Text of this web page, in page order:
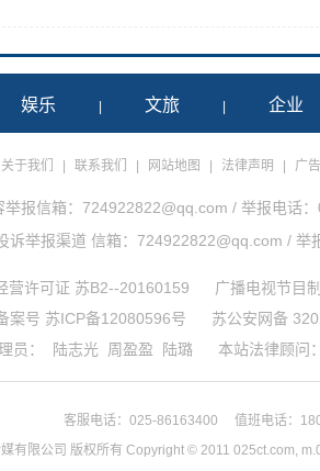
娱乐 文旅 企业
关于我们 联系我们 网站地图 法律声明 广
举报信箱：724922822@qq.com / 举报电
诉举报渠道 信箱：724922822@qq.com /
营许可证 苏B2--20160159
广播电视节目
案号 苏ICP备12080596号
苏公安网备
员：
陆志光 周盈盈 陆璐 本站法律顾问：
客服电话：025-86163400 值班电话：
有限公司 版权所有 Copyright © 2011 025ct.com,